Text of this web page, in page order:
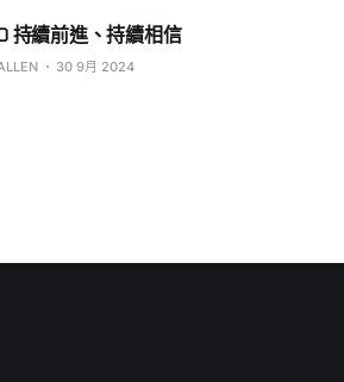
持續前進、持續相信
30 9月 2024